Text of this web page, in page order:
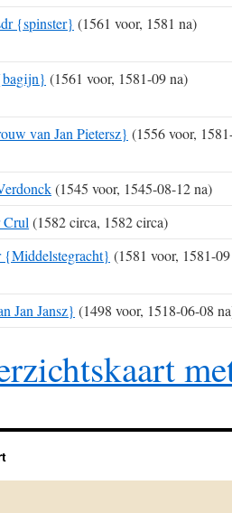
{spinster} (1561 voor, 1581 na)
(1561 voor, 1581-09 na)
van Jan Pietersz} (1556 voor,
(1545 voor, 1545-08-12 na)
Crul (1582 circa, 1582 circa)
(1581 voor, 1581-
Jan Jansz} (1498 voor, 1518-06-08